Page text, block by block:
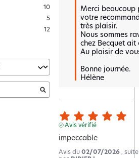
10
5
12
Merci beaucoup
votre
très plaisir.
Nous sommes
chez Becquet
Au plaisir de
Bonne journée.
Hélène
Avis vérifié
impeccable
Avis du 02/07/2026 ,